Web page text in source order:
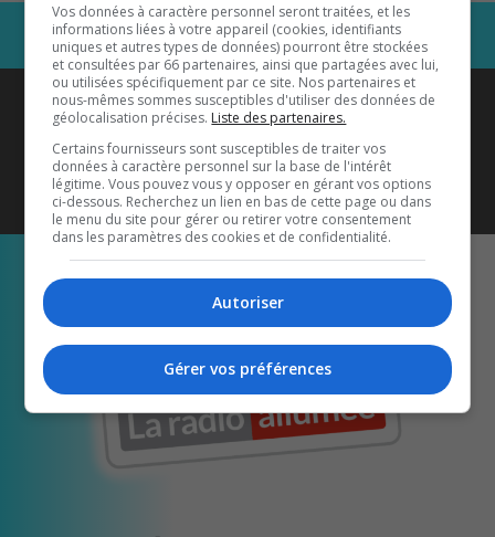
Coyote New Countryest diffusé
également sur1033 HD2
Écoutez-nous aussi sur…
Vos données à caractère personnel seront traitées, et les
informations liées à votre appareil (cookies, identifiants
uniques et autres types de données) pourront être stockées
et consultées par 66 partenaires, ainsi que partagées avec lui,
ou utilisées spécifiquement par ce site. Nos partenaires et
nous-mêmes sommes susceptibles d'utiliser des données de
géolocalisation précises. Liste des partenaires.
Certains fournisseurs sont susceptibles de traiter vos
données à caractère personnel sur la base de l'intérêt
légitime. Vous pouvez vous y opposer en gérant vos options
ci-dessous. Recherchez un lien en bas de cette page ou dans
le menu du site pour gérer ou retirer votre consentement
dans les paramètres des cookies et de confidentialité.
Autoriser
Gérer vos préférences